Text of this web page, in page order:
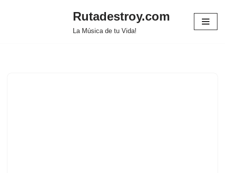
Rutadestroy.com
La Música de tu Vida!